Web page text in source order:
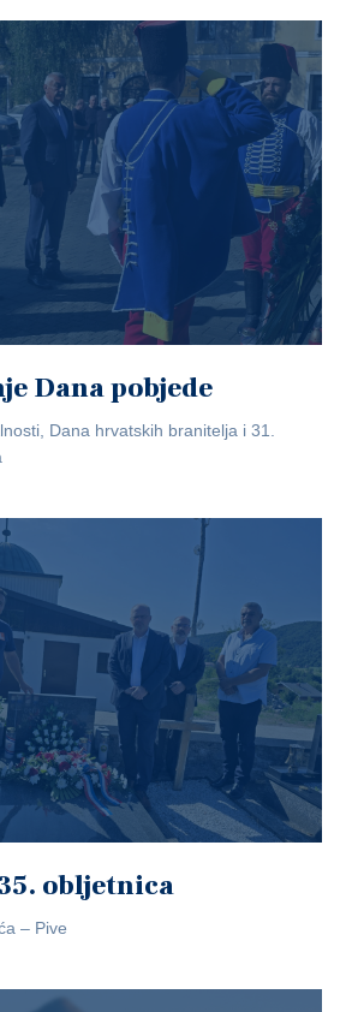
Dana pobjede
Dana hrvatskih branitelja i 31.
obljetnica
– Pive